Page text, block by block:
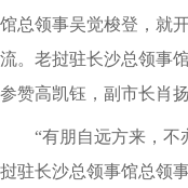
馆总领事吴觉梭登，就
流。老挝驻长沙总领事
参赞高凯钰，副市长肖
“有朋自远方来，不
挝驻长沙总领事馆总领